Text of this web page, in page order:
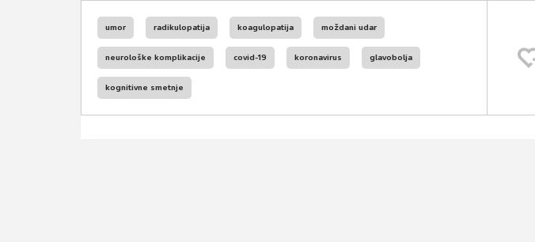
umor radikulopatija koagulopatija moždani udar
neurološke komplikacije covid-19 koronavirus glavobolja
kognitivne smetnje